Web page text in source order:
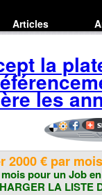
Articles
la
les
2000 € par
pour un Job
LA LISTE